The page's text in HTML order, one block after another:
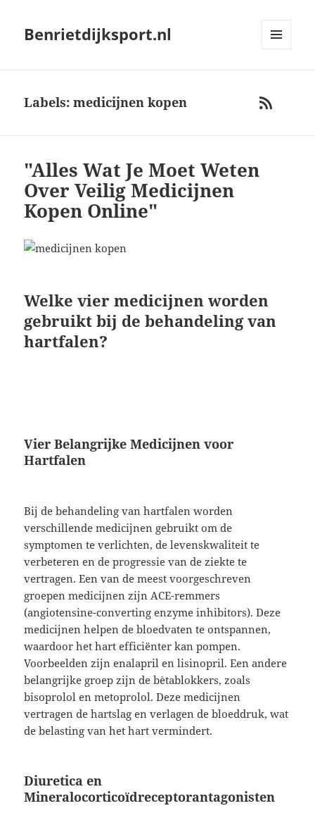
Benrietdijksport.nl
RSS
Labels: medicijnen kopen
"Alles Wat Je Moet Weten
Over Veilig Medicijnen
Kopen Online"
Welke vier medicijnen worden
gebruikt bij de behandeling van
hartfalen?
Vier Belangrijke Medicijnen voor
Hartfalen
Bij de behandeling van hartfalen worden
verschillende medicijnen gebruikt om de
symptomen te verlichten, de levenskwaliteit te
verbeteren en de progressie van de ziekte te
vertragen. Een van de meest voorgeschreven
groepen medicijnen zijn ACE-remmers
(angiotensine-converting enzyme inhibitors). Deze
medicijnen helpen de bloedvaten te ontspannen,
waardoor het hart efficiënter kan pompen.
Voorbeelden zijn enalapril en lisinopril. Een andere
belangrijke groep zijn de bètablokkers, zoals
bisoprolol en metoprolol. Deze medicijnen
vertragen de hartslag en verlagen de bloeddruk, wat
de belasting van het hart vermindert.
Diuretica en
Mineralocorticoïdreceptorantagonisten